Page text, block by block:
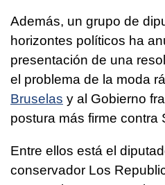
Además, un grupo de
horizontes políticos ha
presentación de una
el problema de la moda
Bruselas y al Gobierno
postura más firme contra
Entre ellos está el
conservador Los